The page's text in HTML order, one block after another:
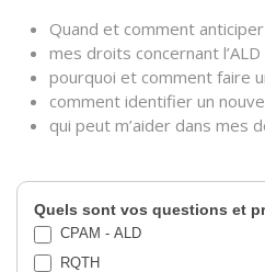
Quand et comment
mes droits concernant l’ALD
pourquoi et comment faire
comment identifier un
qui peut m’aider dans mes
Quels sont vos questions et
CPAM - ALD
RQTH